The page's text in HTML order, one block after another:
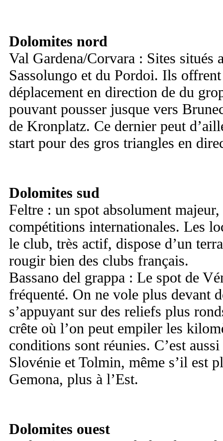
Dolomites nord
Val Gardena/Corvara : Sites situés
Sassolungo et du Pordoi. Ils
déplacement en direction de du
pouvant pousser jusque vers
de Kronplatz. Ce dernier peut
start pour des gros triangles en
Dolomites sud
Feltre : un spot absolument
compétitions internationales. Les
le club, très actif, dispose d’un
rougir bien des clubs français.
Bassano del grappa : Le spot de
fréquenté. On ne vole plus devant
s’appuyant sur des reliefs plus
crête où l’on peut empiler les
conditions sont réunies. C’est
Slovénie et Tolmin, même s’il est
Gemona, plus à l’Est.
Dolomites ouest